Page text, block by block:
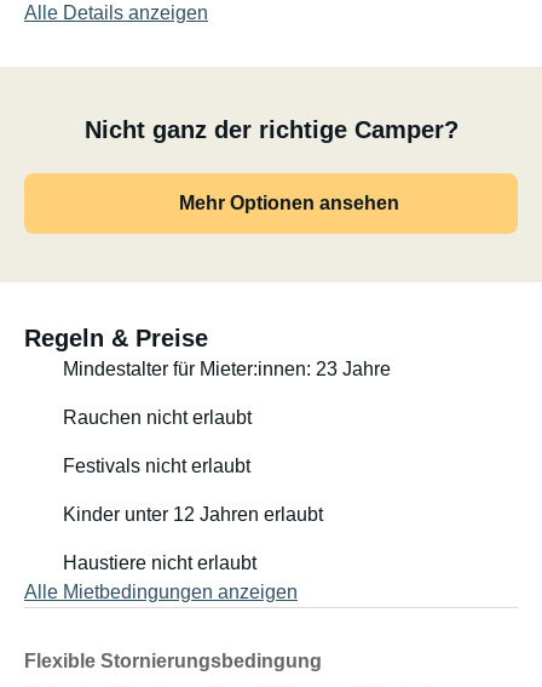
Induktionskochfeld.
Zwei Sonnenliegen.
Komplettes Besteck (je 12 Stück).
Kaffeemaschine.
Alle Details anzeigen
Nicht ganz der richtige Camper?
Mehr Optionen ansehen
Regeln & Preise
Mindestalter für Mieter:innen: 23 Jahre
Rauchen nicht erlaubt
Festivals nicht erlaubt
Kinder unter 12 Jahren erlaubt
Haustiere nicht erlaubt
Alle Mietbedingungen anzeigen
Flexible Stornierungsbedingung